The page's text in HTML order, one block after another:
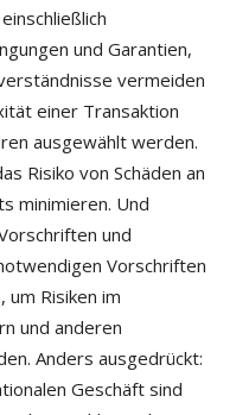
und Garantien,
vermeiden
einer Transaktion
ausgewählt werden.
Risiko von Schäden an
minimieren. Und
und
Vorschriften
Risiken im
und anderen
Anders ausgedrückt:
Geschäft sind